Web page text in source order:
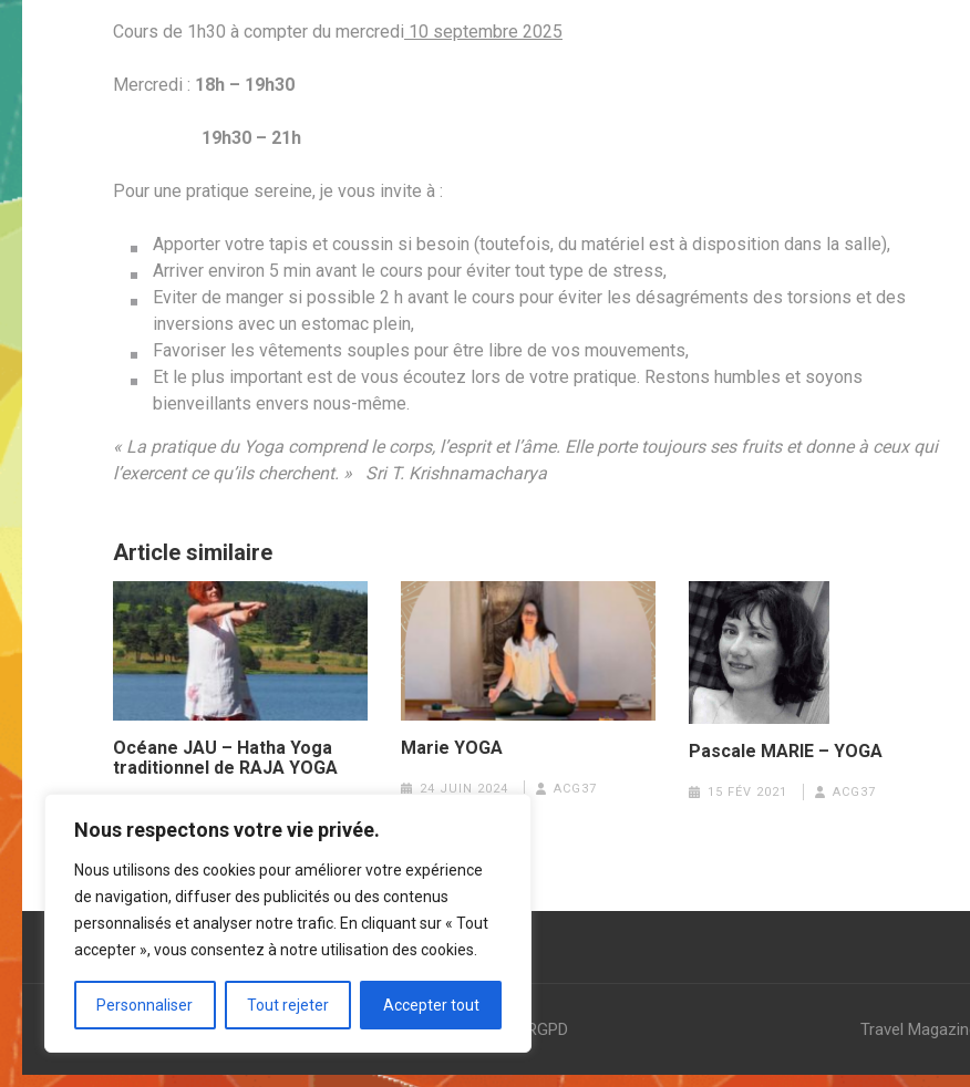
Nous respectons votre vie privée.
Nous utilisons des cookies pour améliorer votre expérience
de navigation, diffuser des publicités ou des contenus
personnalisés et analyser notre trafic. En cliquant sur « Tout
accepter », vous consentez à notre utilisation des cookies.
Personnaliser Tout rejeter Accepter tout
Cours de 1h30 à compter du mercredi 10 septembre 2025
Mercredi : 18h – 19h30
19h30 – 21h
Pour une pratique sereine, je vous invite à :
Apporter votre tapis et coussin si besoin (toutefois, du matériel est à disposition dans la salle),
Arriver environ 5 min avant le cours pour éviter tout type de stress,
Eviter de manger si possible 2 h avant le cours pour éviter les désagréments des torsions et des
inversions avec un estomac plein,
Favoriser les vêtements souples pour être libre de vos mouvements,
Et le plus important est de vous écoutez lors de votre pratique. Restons humbles et soyons
bienveillants envers nous-même.
« La pratique du Yoga comprend le corps, l’esprit et l’âme. Elle porte toujours ses fruits et donne à ceux qui
l’exercent ce qu’ils cherchent. » Sri T. Krishnamacharya
Article similaire
Océane JAU – Hatha Yoga
traditionnel de RAJA YOGA
Marie YOGA
24 JUIN 2024 ACG37
Pascale MARIE – YOGA
15 FÉV 2021 ACG37
© 2021-2023 Ateliers du Champ Girault -Infos légales & RGPD Travel